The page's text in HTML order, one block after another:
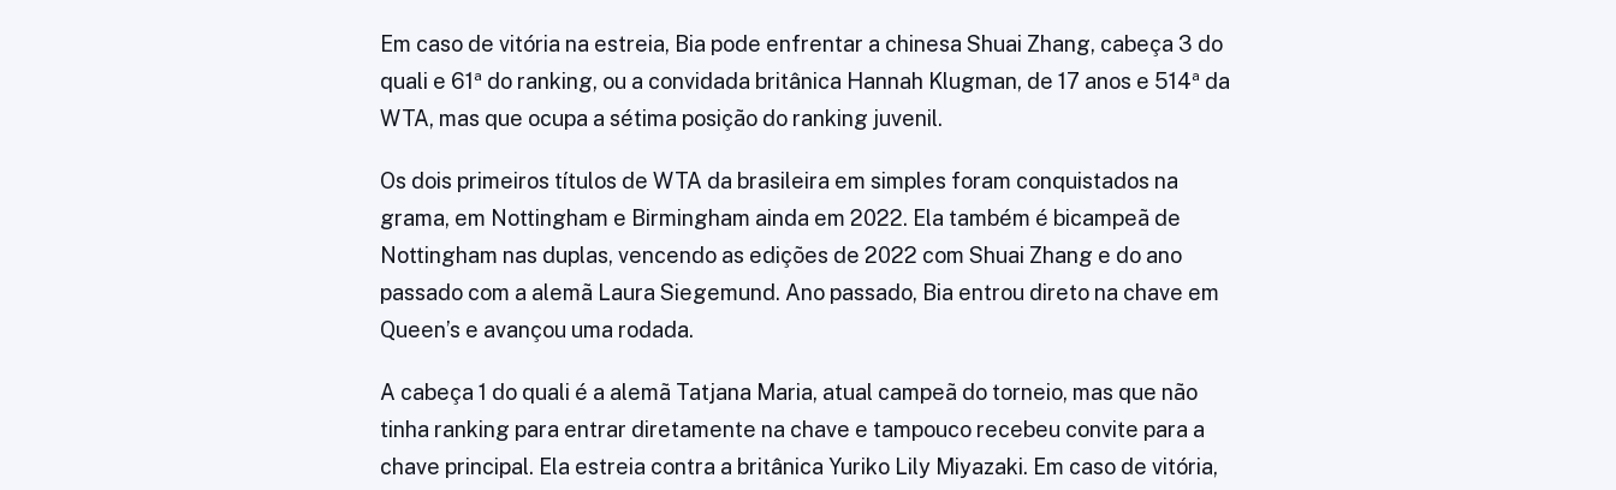
Em caso de vitória na estreia, Bia pode enfrentar a chinesa Shuai Zhang, cabeça 3 do
quali e 61ª do ranking, ou a convidada britânica Hannah Klugman, de 17 anos e 514ª da
WTA, mas que ocupa a sétima posição do ranking juvenil.
Os dois primeiros títulos de WTA da brasileira em simples foram conquistados na
grama, em Nottingham e Birmingham ainda em 2022. Ela também é bicampeã de
Nottingham nas duplas, vencendo as edições de 2022 com Shuai Zhang e do ano
passado com a alemã Laura Siegemund. Ano passado, Bia entrou direto na chave em
Queen’s e avançou uma rodada.
A cabeça 1 do quali é a alemã Tatjana Maria, atual campeã do torneio, mas que não
tinha ranking para entrar diretamente na chave e tampouco recebeu convite para a
chave principal. Ela estreia contra a britânica Yuriko Lily Miyazaki. Em caso de vitória,